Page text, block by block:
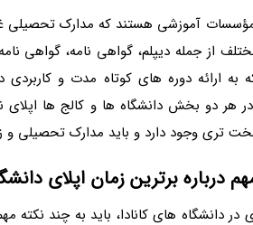
آموزشی هستند که مدارک تحصیلی
از جمله دیپلم، گواهی نامه، گواهی
به ارائه دوره های کوتاه مدت و کاربردی
هر دو بخش دانشگاه ها و کالج ها اپلای
تری وجود دارد و باید مدارک تحصیلی و
درباره برترین زمان اپلای
در دانشگاه های کانادا، باید به چند